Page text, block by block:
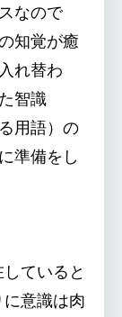
なので
知覚が癒
れ替わ
智識
用語）の
準備をし
ていると
意識は肉